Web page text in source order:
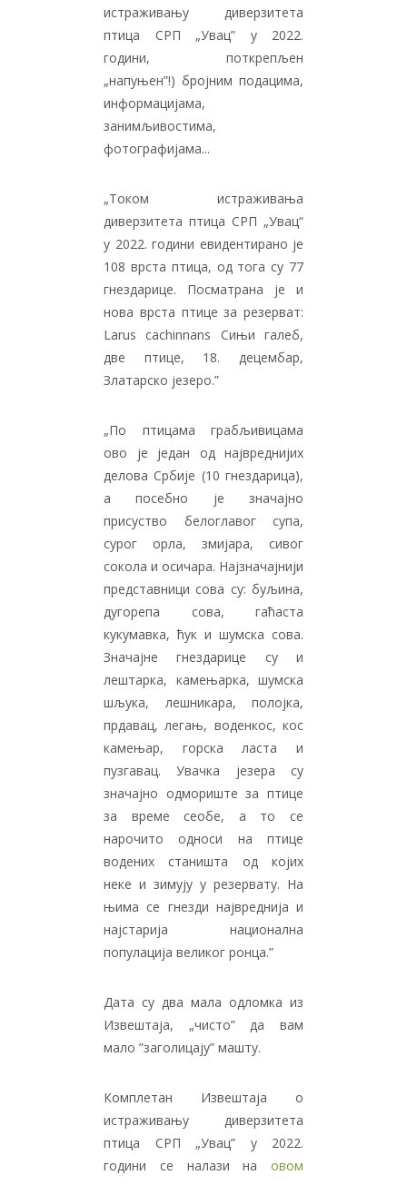
истраживању диверзитета
птица СРП „Увац” у 2022.
години, поткрепљен
„напуњен”!) бројним подацима,
информацијама,
занимљивостима,
фотографијама...
„Током истраживања
диверзитета птица СРП „Увац“
у 2022. години евидентирaнo je
108 врстa птица, од тога су 77
гнездарице. Посматрана је и
нова врста птице за резерват:
Larus cachinnans Сињи галеб,
две птице, 18. децембар,
Златарско језеро.”
„По птицама грабљивицама
ово је један од највреднијих
делова Србије (10 гнездарица),
а посебно је значајно
присуство белоглавог супа,
сурог орла, змијара, сивог
сокола и осичара. Најзначајнији
представници сова су: буљина,
дугорепа сова, гаћаста
кукумавка, ћук и шумска сова.
Значајне гнездарице су и
лештарка, камењарка, шумска
шљука, лешникара, полојка,
прдавац, легањ, воденкос, кос
камењар, горска ласта и
пузгавац. Увачка језера су
значајно одмориште за птице
за време сеобе, а то се
нарочито односи на птице
водених станишта од којих
неке и зимују у резервату. На
њима се гнезди највреднија и
најстарија национална
популација великог ронца.”
Дата су два мала одломка из
Извештаја, „чисто” да вам
мало ”заголицају” машту.
Комплетан Извештаја о
истраживању диверзитета
птица СРП „Увац” у 2022.
години се налази на овом